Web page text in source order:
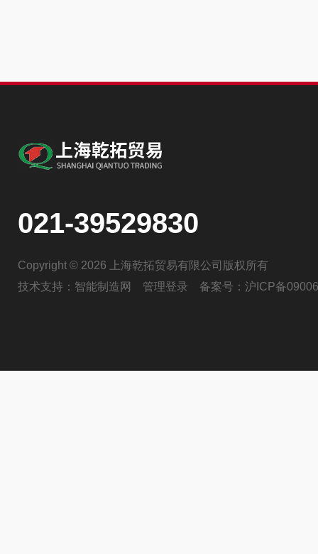
021-39529830
Copyright © 2026 上海乾拓贸易有限公司版权所有
技术支持： 智能制造网 管理登录 备案号： 沪ICP备